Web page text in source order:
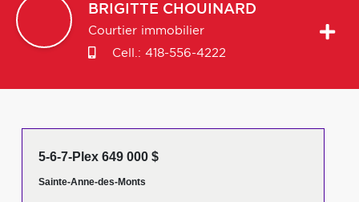
BRIGITTE CHOUINARD
Courtier immobilier
Cell.: 418-556-4222
5-6-7-Plex 649 000 $
Sainte-Anne-des-Monts